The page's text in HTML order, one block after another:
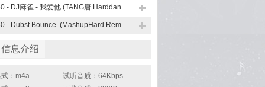
150 - DJ麻雀 - 我爱他 (TANG唐 Harddance Remix)
150 - Dubst Bounce. (MashupHard Remix)
息介绍
：m4a
试听音质：64Kbps